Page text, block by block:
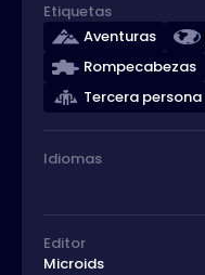
Etiquetas
Aventuras
Rompecabezas
Tercera persona
Idiomas
Editor
Microids